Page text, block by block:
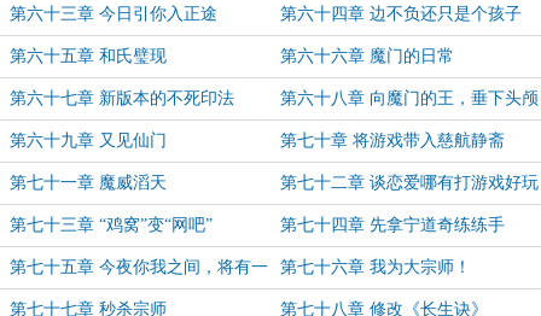
第六十三章 今日引你入正途 第六十四章 边不负还只是个孩子
啊！
第六十五章 和氏璧现 第六十六章 魔门的日常
第六十七章 新版本的不死印法 第六十八章 向魔门的王，垂下头颅
第六十九章 又见仙门 第七十章 将游戏带入慈航静斋
第七十一章 魔威滔天 第七十二章 谈恋爱哪有打游戏好玩
第七十三章 “鸡窝”变“网吧” 第七十四章 先拿宁道奇练练手
第七十五章 今夜你我之间，将有一
人晋升大宗师
第七十六章 我为大宗师！
第七十七章 秒杀宗师 第七十八章 修改《长生诀》